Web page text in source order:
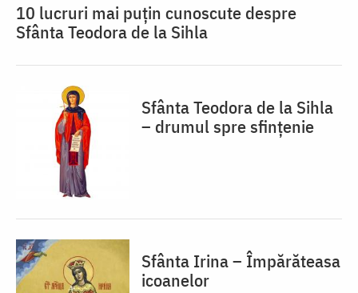
10 lucruri mai puțin cunoscute despre
Sfânta Teodora de la Sihla
Sfânta Teodora de la Sihla
– drumul spre sfințenie
Sfânta Irina – Împărăteasa
icoanelor